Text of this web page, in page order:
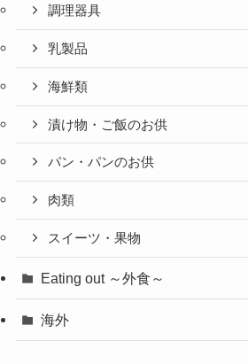
調理器具
乳製品
海鮮類
漬け物・ご飯のお供
パン・パンのお供
肉類
スイーツ・果物
Eating out ～外食～
海外